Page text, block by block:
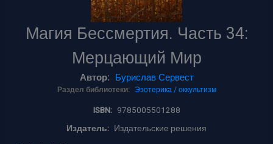
Магия Бессмертия. Часть 34:
Мерцающий Мир
Автор: Бурислав Сервест
Раздел библиотеки: Эзотерика / оккультизм
ISBN: 9785005501288
Издатель: Издательские решения